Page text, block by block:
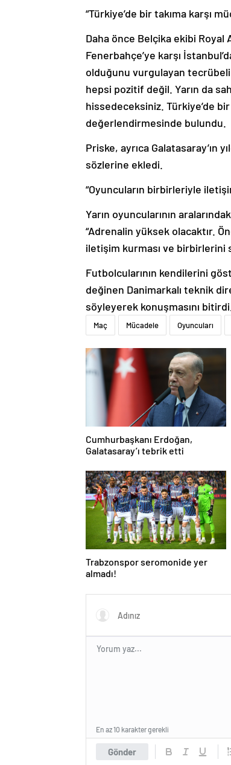
“Türkiye’de bir takıma karşı
Daha önce Belçika ekibi Royal
Fenerbahçe’ye karşı
olduğunu vurgulayan tecrübeli
hepsi pozitif değil. Yarın da
hissedeceksiniz. Türkiye’de
değerlendirmesinde bulundu.
Priske, ayrıca Galatasaray’ın
sözlerine ekledi.
“Oyuncuların birbirleriyle
Yarın oyuncularının
“Adrenalin yüksek olacaktır.
iletişim kurması ve birbirlerini
Futbolcularının kendilerini
değinen Danimarkalı teknik
söyleyerek konuşmasını bitirdi.
Maç Mücadele Oyuncuları
Cumhurbaşkanı Erdoğan,
Galatasaray’ı tebrik etti
Trabzonspor seromonide yer
almadı!
Gönder
En az 10 karakter gerekli